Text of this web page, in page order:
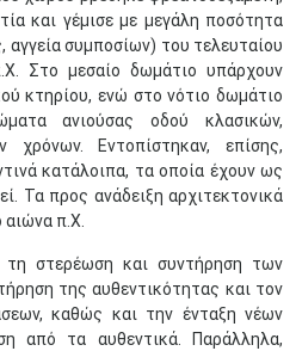
και γέμισε με μεγάλη ποσότητα
συμποσίων) του τελευταίου
Στο μεσαίο δωμάτιο υπάρχουν
κτηρίου, ενώ στο νότιο δωμάτιο
ανιούσας οδού κλασικών,
χρόνων. Εντοπίστηκαν, επίσης,
κατάλοιπα, τα οποία έχουν ως
Τα προς ανάδειξη αρχιτεκτονικά
π.Χ.
τη στερέωση και συντήρηση των
της αυθεντικότητας και τον
καθώς και την ένταξη νέων
από τα αυθεντικά. Παράλληλα,